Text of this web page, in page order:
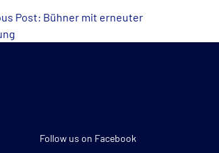
Post: Bühner mit erneuter
Follow us on Facebook